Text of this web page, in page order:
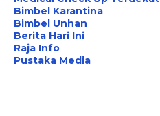
Bimbel Karantina
Bimbel Unhan
Berita Hari Ini
Raja Info
Pustaka Media